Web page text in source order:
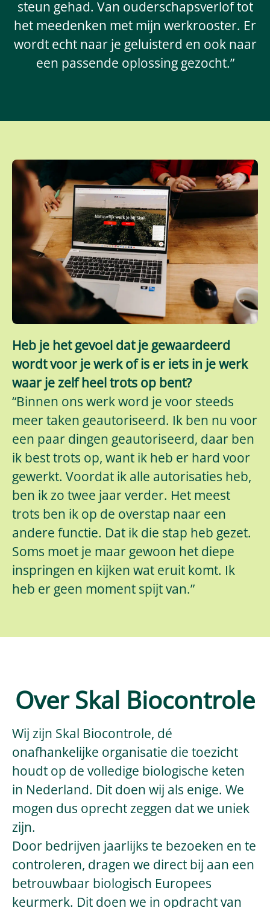
steun gehad. Van ouderschapsverlof tot
het meedenken met mijn werkrooster. Er
wordt echt naar je geluisterd en ook naar
een passende oplossing gezocht.”
Heb je het gevoel dat je gewaardeerd
wordt voor je werk of is er iets in je werk
waar je zelf heel trots op bent?
“Binnen ons werk word je voor steeds
meer taken geautoriseerd. Ik ben nu voor
een paar dingen geautoriseerd, daar ben
ik best trots op, want ik heb er hard voor
gewerkt. Voordat ik alle autorisaties heb,
ben ik zo twee jaar verder. Het meest
trots ben ik op de overstap naar een
andere functie. Dat ik die stap heb gezet.
Soms moet je maar gewoon het diepe
inspringen en kijken wat eruit komt. Ik
heb er geen moment spijt van.”
Over Skal Biocontrole
Wij zijn Skal Biocontrole, dé
onafhankelijke organisatie die toezicht
houdt op de volledige biologische keten
in Nederland. Dit doen wij als enige. We
mogen dus oprecht zeggen dat we uniek
zijn.
Door bedrijven jaarlijks te bezoeken en te
controleren, dragen we direct bij aan een
betrouwbaar biologisch Europees
keurmerk. Dit doen we in opdracht van